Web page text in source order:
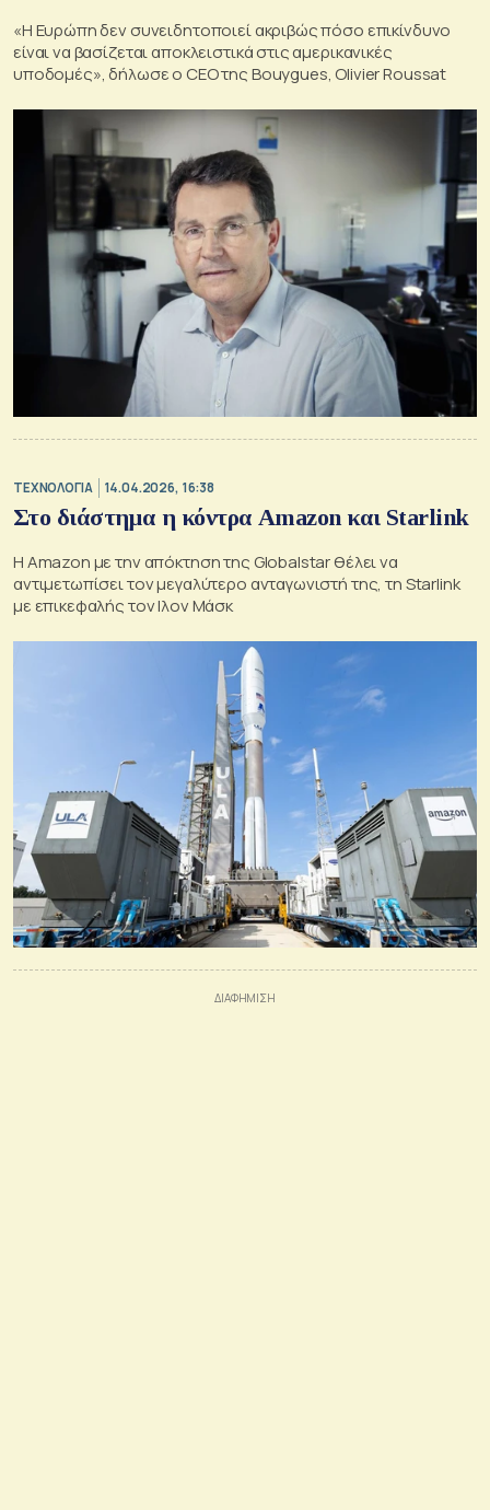
«Η Ευρώπη δεν συνειδητοποιεί ακριβώς πόσο επικίνδυνο
είναι να βασίζεται αποκλειστικά στις αμερικανικές
υποδομές», δήλωσε ο CEO της Bouygues, Olivier Roussat
ΤΕΧΝΟΛΟΓΙΑ 14.04.2026, 16:38
Στο διάστημα η κόντρα Amazon και Starlink
Η Amazon με την απόκτηση της Globalstar θέλει να
αντιμετωπίσει τον μεγαλύτερο ανταγωνιστή της, τη Starlink
με επικεφαλής τον Ιλον Μάσκ